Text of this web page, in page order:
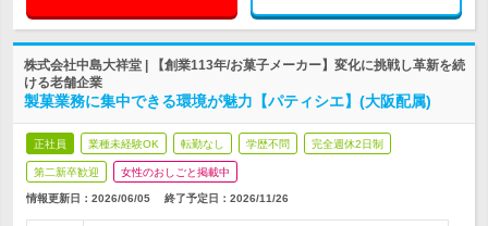
株式会社中島大祥堂 | 【創業113年/お菓子メーカー】変化に挑戦し革新を続
ける老舗企業
製菓業務に集中できる環境が魅力【パティシエ】(大阪配属)
正社員 業種未経験OK 転勤なし 学歴不問 完全週休2日制
第二新卒歓迎 女性のおしごと掲載中
情報更新日：2026/06/05 終了予定日： 2026/11/26